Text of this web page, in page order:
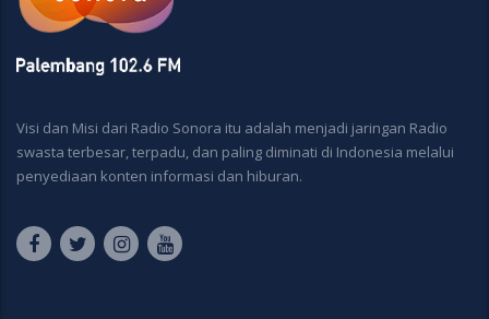
Visi dan Misi dari Radio Sonora itu adalah menjadi jaringan Radio
swasta terbesar, terpadu, dan paling diminati di Indonesia melalui
penyediaan konten informasi dan hiburan.